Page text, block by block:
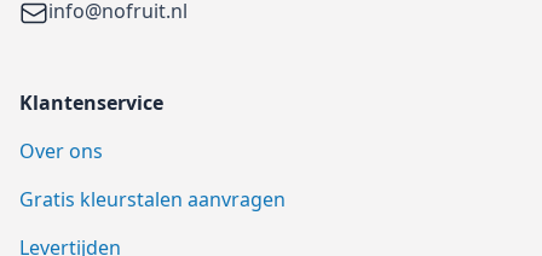
Emailinfo@nofruit.nl
Klantenservice
Over ons
Gratis kleurstalen aanvragen
Levertijden